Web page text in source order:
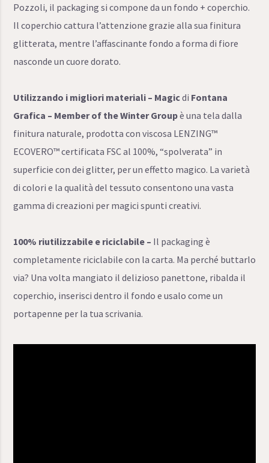
Pozzoli, il packaging si compone da un fondo + coperchio.
Il coperchio cattura l’attenzione grazie alla sua finitura
glitterata, mentre l’affascinante fondo a forma di fiore
nasconde un cuore dorato.
Utilizzando i migliori materiali – Magicdi Fontana
Grafica – Member of the Winter Groupè una tela dalla
finitura naturale, prodotta con viscosa LENZING™
ECOVERO™ certificata FSC al 100%, “spolverata” in
superficie con dei glitter, per un effetto magico. La varietà
di colori e la qualità del tessuto consentono una vasta
gamma di creazioni per magici spunti creativi.
100% riutilizzabile e riciclabile – Il packaging è
completamente riciclabile con la carta. Ma perché buttarlo
via? Una volta mangiato il delizioso panettone, ribalda il
coperchio, inserisci dentro il fondo e usalo come un
portapenne per la tua scrivania.